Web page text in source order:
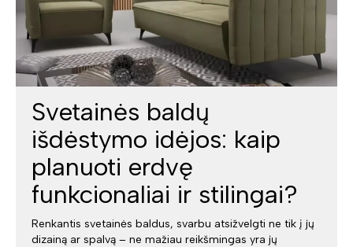
Svetainės baldų
išdėstymo idėjos: kaip
planuoti erdvę
funkcionaliai ir stilingai?
Renkantis svetainės baldus, svarbu atsižvelgti ne tik į jų
dizainą ar spalvą – ne mažiau reikšmingas yra jų